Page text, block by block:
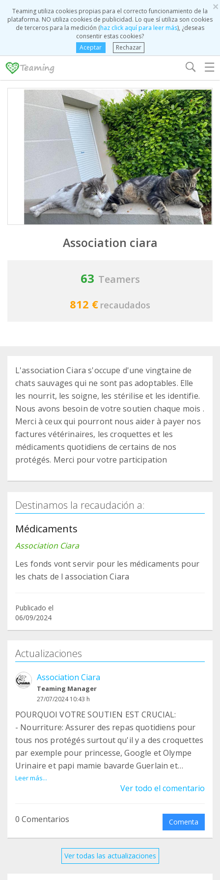
×
Teaming utiliza cookies propias para el correcto funcionamiento de la
plataforma. NO utiliza cookies de publicidad. Lo que sí utiliza son cookies
de terceros para la medición (haz click aquí para leer más), ¿deseas
consentir estas cookies?
Aceptar
Rechazar
☰
Association ciara
63 Teamers
812 € recaudados
L'association Ciara s'occupe d'une vingtaine de
chats sauvages qui ne sont pas adoptables. Elle
les nourrit, les soigne, les stérilise et les identifie.
Nous avons besoin de votre soutien chaque mois .
Merci à ceux qui pourront nous aider à payer nos
factures vétérinaires, les croquettes et les
médicaments quotidiens de certains de nos
protégés. Merci pour votre participation
Destinamos la recaudación a:
Médicaments
Association Ciara
Les fonds vont servir pour les médicaments pour
les chats de l association Ciara
Publicado el
06/09/2024
Actualizaciones
Association Ciara
Teaming Manager
27/07/2024 10:43 h
POURQUOI VOTRE SOUTIEN EST CRUCIAL:
- Nourriture: Assurer des repas quotidiens pour
tous nos protégés surtout qu'il y a des croquettes
par exemple pour princesse, Google et Olympe
Urinaire et papi mamie bavarde Guerlain et
nounours croquettes senior et de la pâtée et des
courgette vous avez bien lu ils mangent des
- Soins vétérinaires: Payer les factures
vétérinaires pour des soins indispensables.
nécessaires à certains de nos chats qui ont des
Leer más...
Ver todo el comentario
0 Comentarios Comenta
Ver todas las actualizaciones